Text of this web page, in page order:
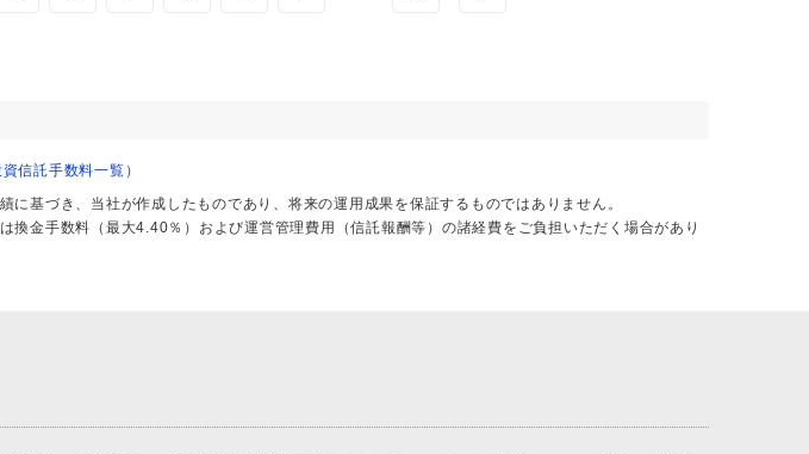
信託手数料一覧）
基づき、当社が作成したものであり、将来の運用成果を保証するものではありません。
金手数料（最大4.40％）および運営管理費用（信託報酬等）の諸経費をご負担いただく場合があり